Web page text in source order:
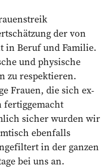
der von
in Beruf und Familie.
und physische
zu respektieren.
Frauen, die sich ex­
fertig­gemacht
sicher wurden wir
ebenfalls
in der ganzen
bei uns an.